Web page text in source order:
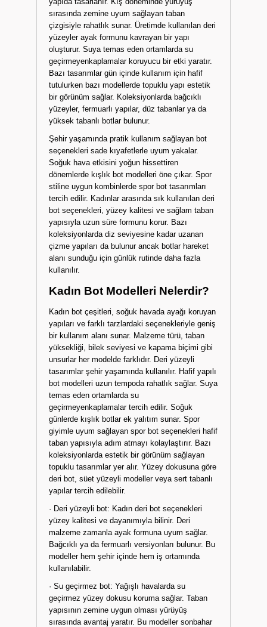
sırasında zemine uyum sağlayan taban
çizgisiyle rahatlık sunar. Üretimde kullanılan deri
yüzeyler ayak formunu kavrayan bir yapı
oluşturur. Suya temas eden ortamlarda su
geçirmeyenkaplamalar koruyucu bir etki yaratır.
Bazı tasarımlar gün içinde kullanım için hafif
tutulurken bazı modellerde topuklu yapı estetik
bir görünüm sağlar. Koleksiyonlarda bağcıklı
yüzeyler, fermuarlı yapılar, düz tabanlar ya da
yüksek tabanlı botlar bulunur.
Şehir yaşamında pratik kullanım sağlayan bot
seçenekleri sade kıyafetlerle uyum yakalar.
Soğuk hava etkisini yoğun hissettiren
dönemlerde kışlık bot modelleri öne çıkar. Spor
stiline uygun kombinlerde spor bot tasarımları
tercih edilir. Kadınlar arasında sık kullanılan deri
bot seçenekleri, yüzey kalitesi ve sağlam taban
yapısıyla uzun süre formunu korur. Bazı
koleksiyonlarda diz seviyesine kadar uzanan
çizme yapıları da bulunur ancak botlar hareket
alanı sunduğu için günlük rutinde daha fazla
kullanılır.
Kadın Bot Modelleri Nelerdir?
Kadın bot çeşitleri, soğuk havada ayağı koruyan
yapıları ve farklı tarzlardaki seçenekleriyle geniş
bir kullanım alanı sunar. Malzeme türü, taban
yüksekliği, bilek seviyesi ve kapama biçimi gibi
unsurlar her modelde farklıdır. Deri yüzeyli
tasarımlar şehir yaşamında kullanılır. Hafif yapılı
bot modelleri uzun tempoda rahatlık sağlar. Suya
temas eden ortamlarda su
geçirmeyenkaplamalar tercih edilir. Soğuk
günlerde kışlık botlar ek yalıtım sunar. Spor
giyimle uyum sağlayan spor bot seçenekleri hafif
taban yapısıyla adım atmayı kolaylaştırır. Bazı
koleksiyonlarda estetik bir görünüm sağlayan
topuklu tasarımlar yer alır. Yüzey dokusuna göre
deri bot, süet yüzeyli modeller veya sert tabanlı
yapılar tercih edilebilir.
· Deri yüzeyli bot: Kadın deri bot seçenekleri
yüzey kalitesi ve dayanımıyla bilinir. Deri
malzeme zamanla ayak formuna uyum sağlar.
Bağcıklı ya da fermuarlı versiyonları bulunur. Bu
modeller hem şehir içinde hem iş ortamında
kullanılabilir.
· Su geçirmez bot: Yağışlı havalarda su
geçirmez yüzey dokusu koruma sağlar. Taban
yapısının zemine uygun olması yürüyüş
sırasında avantaj yaratır. Bu modeller sonbahar